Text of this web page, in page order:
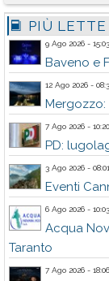
PIÙ LETTE
9 Ago 2026 - 15:03
Baveno e
12 Ago 2026 -
7 Ago 2026 - 10:20
PD:
3 Ago 2026 - 08:01
Eventi
6 Ago 2026 - 10:03
Acqua
Taranto
7 Ago 2026 - 18:06